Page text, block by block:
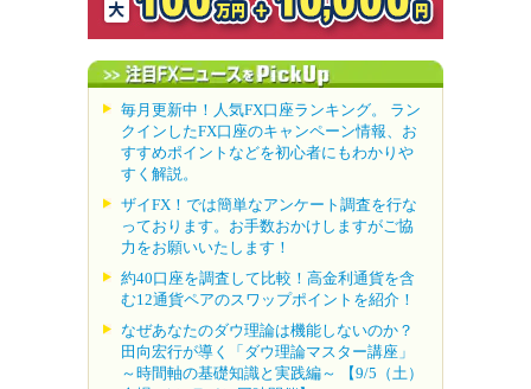
毎月更新中！人気FX口座ランキング。 ラン
クインしたFX口座のキャンペーン情報、お
すすめポイントなどを初心者にもわかりや
すく解説。
ザイFX！では簡単なアンケート調査を行な
っております。お手数おかけしますがご協
力をお願いいたします！
約40口座を調査して比較！高金利通貨を含
む12通貨ペアのスワップポイントを紹介！
なぜあなたのダウ理論は機能しないのか？
田向宏行が導く「ダウ理論マスター講座」
～時間軸の基礎知識と実践編～ 【9/5（土）